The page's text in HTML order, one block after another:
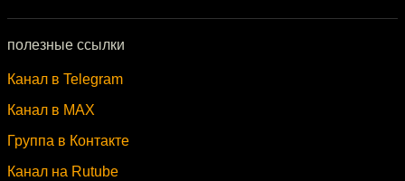
полезные ссылки
Канал в Telegram
Канал в MAX
Группа в Контакте
Канал на Rutube